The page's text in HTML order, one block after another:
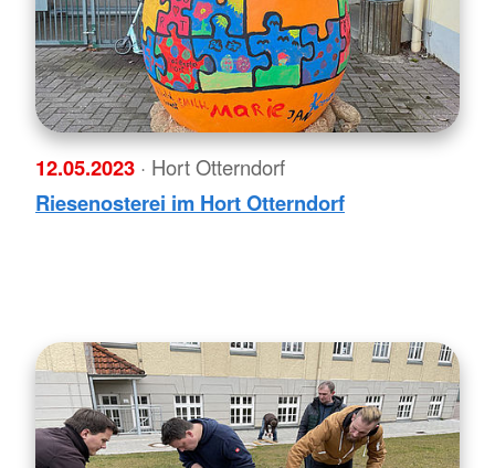
12.05.2023 · Hort Otterndorf
Riesenosterei im Hort Otterndorf